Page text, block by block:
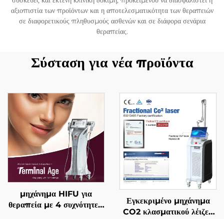
αξιοπιστία των προϊόντων και η αποτελεσματικότητα των θεραπειών
σε διαφορετικούς πληθυσμούς ασθενών και σε διάφορα σενάρια
θεραπείας.
Σύσταση για νέα προϊόντα
μηχάνημα HIFU για
θεραπεία με 4 συχνότητες,
Εγκεκριμένο μηχάνημα
CO2 κλασματικού λέιζερ